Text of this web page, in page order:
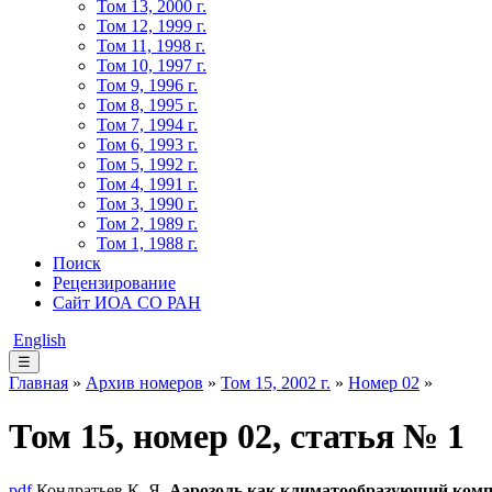
Том 13, 2000 г.
Том 12, 1999 г.
Том 11, 1998 г.
Том 10, 1997 г.
Том 9, 1996 г.
Том 8, 1995 г.
Том 7, 1994 г.
Том 6, 1993 г.
Том 5, 1992 г.
Том 4, 1991 г.
Том 3, 1990 г.
Том 2, 1989 г.
Том 1, 1988 г.
Поиск
Рецензирование
Сайт ИОА СО РАН
English
☰
Главная » Архив номеров » Том 15, 2002 г. » Номер 02 »
Том 15, номер 02, статья № 1